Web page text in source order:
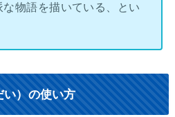
物語を描いている、とい
い）の使い方